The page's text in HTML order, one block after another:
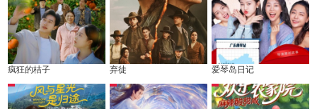
疯狂的桔子 弃徒 爱琴岛日记